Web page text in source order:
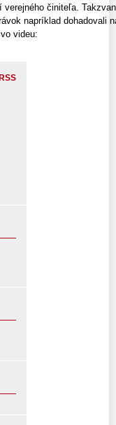
verejného činiteľa.
napríklad dohadovali
videu: